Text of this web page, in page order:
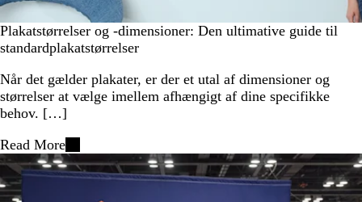
Plakatstørrelser og -dimensioner: Den ultimative guide til
standardplakatstørrelser
Når det gælder plakater, er der et utal af dimensioner og
størrelser at vælge imellem afhængigt af dine specifikke
behov. […]
Read More